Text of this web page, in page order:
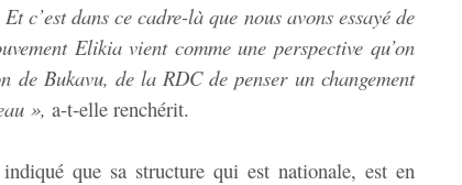
c’est dans ce cadre-là que nous avons essayé de
Elikia vient comme une perspective qu’on
de Bukavu, de la RDC de penser un changement
», a-t-elle renchérit.
que sa structure qui est nationale, est en